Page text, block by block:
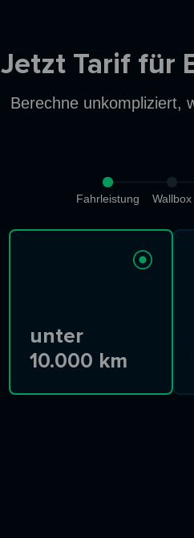
Jetzt Tarif für
Berechne unkompliziert,
Fahrleistung Wallbox
unter
10.000 km